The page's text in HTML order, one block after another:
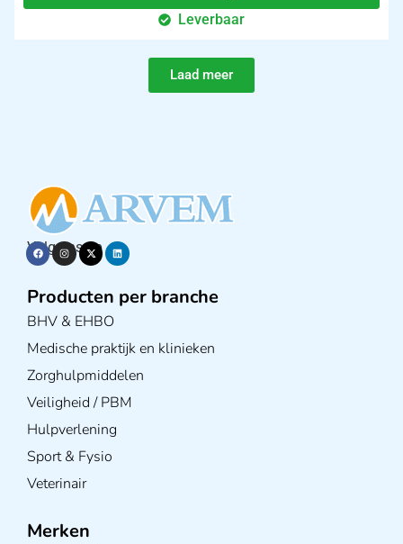
Leverbaar
Laad meer
Volg ons op
Producten per branche
BHV & EHBO
Medische praktijk en klinieken
Zorghulpmiddelen
Veiligheid / PBM
Hulpverlening
Sport & Fysio
Veterinair
Merken